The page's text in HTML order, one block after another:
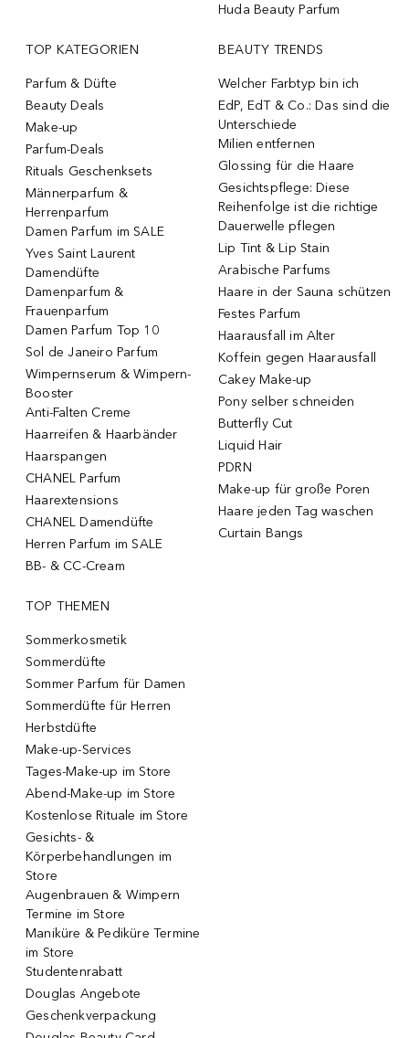
Huda Beauty Parfum
TOP KATEGORIEN
Parfum & Düfte
Beauty Deals
Make-up
Parfum-Deals
Rituals Geschenksets
Männerparfum &
Herrenparfum
Damen Parfum im SALE
Yves Saint Laurent
Damendüfte
Damenparfum &
Frauenparfum
Damen Parfum Top 10
Sol de Janeiro Parfum
Wimpernserum & Wimpern-
Booster
Anti-Falten Creme
Haarreifen & Haarbänder
Haarspangen
CHANEL Parfum
Haarextensions
CHANEL Damendüfte
Herren Parfum im SALE
BB- & CC-Cream
BEAUTY TRENDS
Welcher Farbtyp bin ich
EdP, EdT & Co.: Das sind die
Unterschiede
Milien entfernen
Glossing für die Haare
Gesichtspflege: Diese
Reihenfolge ist die richtige
Dauerwelle pflegen
Lip Tint & Lip Stain
Arabische Parfums
Haare in der Sauna schützen
Festes Parfum
Haarausfall im Alter
Koffein gegen Haarausfall
Cakey Make-up
Pony selber schneiden
Butterfly Cut
Liquid Hair
PDRN
Make-up für große Poren
Haare jeden Tag waschen
Curtain Bangs
TOP THEMEN
Sommerkosmetik
Sommerdüfte
Sommer Parfum für Damen
Sommerdüfte für Herren
Herbstdüfte
Make-up-Services
Tages-Make-up im Store
Abend-Make-up im Store
Kostenlose Rituale im Store
Gesichts- &
Körperbehandlungen im
Store
Augenbrauen & Wimpern
Termine im Store
Maniküre & Pediküre Termine
im Store
Studentenrabatt
Douglas Angebote
Geschenkverpackung